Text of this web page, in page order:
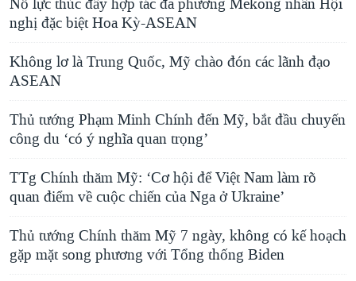
Nỗ lực thúc đẩy hợp tác đa phương Mekong nhân Hội
nghị đặc biệt Hoa Kỳ-ASEAN
Không lơ là Trung Quốc, Mỹ chào đón các lãnh đạo
ASEAN
Thủ tướng Phạm Minh Chính đến Mỹ, bắt đầu chuyến
công du ‘có ý nghĩa quan trọng’
TTg Chính thăm Mỹ: ‘Cơ hội để Việt Nam làm rõ
quan điểm về cuộc chiến của Nga ở Ukraine’
Thủ tướng Chính thăm Mỹ 7 ngày, không có kế hoạch
gặp mặt song phương với Tổng thống Biden